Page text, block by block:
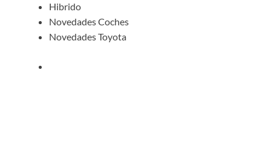
Hibrido
Novedades Coches
Novedades Toyota